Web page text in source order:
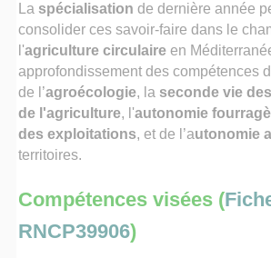
La spécialisation de dernière année
consolider ces savoir-faire dans le
l'agriculture circulaireen
approfondissement des compétences
de l’agroécologie, la seconde vie
de l'agriculture, l'autonomie
des exploitations, et de l’autonomie
territoires.
Compétences visées (
RNCP39906)